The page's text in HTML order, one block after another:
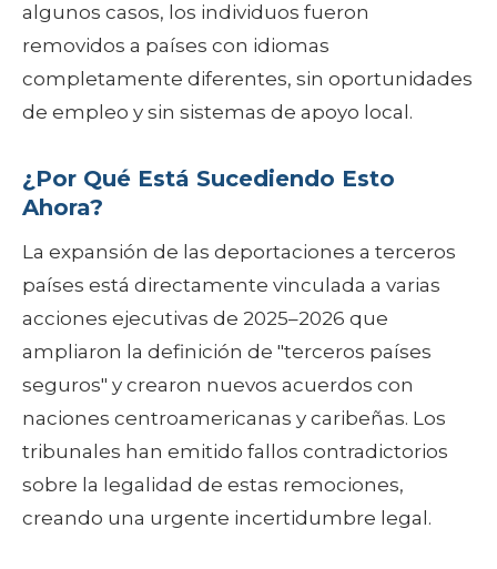
algunos casos, los individuos fueron
removidos a países con idiomas
completamente diferentes, sin oportunidades
de empleo y sin sistemas de apoyo local.
¿Por Qué Está Sucediendo Esto
Ahora?
La expansión de las deportaciones a terceros
países está directamente vinculada a varias
acciones ejecutivas de 2025–2026 que
ampliaron la definición de "terceros países
seguros" y crearon nuevos acuerdos con
naciones centroamericanas y caribeñas. Los
tribunales han emitido fallos contradictorios
sobre la legalidad de estas remociones,
creando una urgente incertidumbre legal.